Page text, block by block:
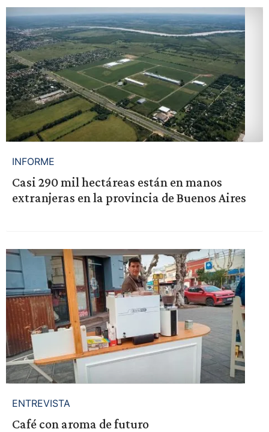
INFORME
Casi 290 mil hectáreas están en manos
extranjeras en la provincia de Buenos Aires
ENTREVISTA
Café con aroma de futuro